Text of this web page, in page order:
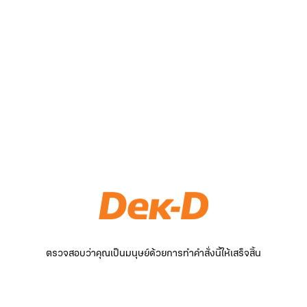
ตรวจสอบว่าคุณเป็นมนุษย์ด้วยการทำคำสั่งนี้ให้เสร็จสิ้น